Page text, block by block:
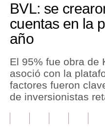
Perú
Política
Finanzas Personales
Inmobiliarias
Plus G
BVL: se
cuentas en la
año
El 95% fue obra de
asoció con la
factores fueron
de inversionistas